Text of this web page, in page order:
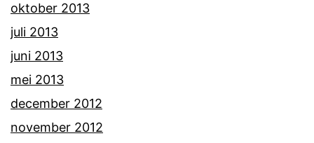
oktober 2013
juli 2013
juni 2013
mei 2013
december 2012
november 2012